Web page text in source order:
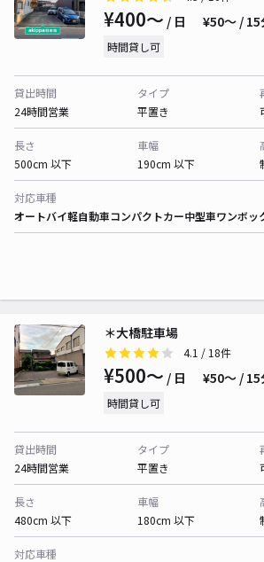
¥400〜 / 日 ¥50〜 / 15
時間貸し可
貸出時間
24時間営業
タイプ
平置き
長さ
500cm 以下
車幅
190cm 以下
対応車種
オートバイ軽自動車コンパクトカー中型車ワンボッ
＊大橋駐車場
4.1 / 18件
¥500〜 / 日 ¥50〜 / 15
時間貸し可
貸出時間
24時間営業
タイプ
平置き
長さ
480cm 以下
車幅
180cm 以下
対応車種